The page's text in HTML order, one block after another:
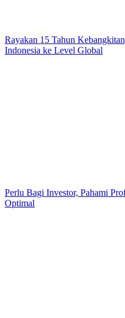
Rayakan 15 Tahun
Indonesia ke Level Global
Perlu Bagi Investor, Pahami
Optimal